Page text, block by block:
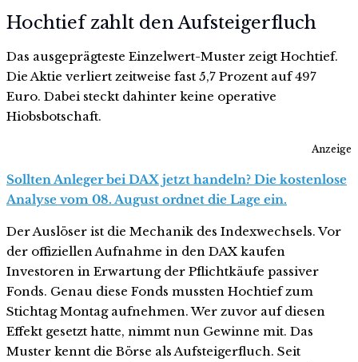
Hochtief zahlt den Aufsteigerfluch
Das ausgeprägteste Einzelwert-Muster zeigt Hochtief.
Die Aktie verliert zeitweise fast 5,7 Prozent auf 497
Euro. Dabei steckt dahinter keine operative
Hiobsbotschaft.
Anzeige
Sollten Anleger bei DAX jetzt handeln? Die kostenlose
Analyse vom 08. August ordnet die Lage ein.
Der Auslöser ist die Mechanik des Indexwechsels. Vor
der offiziellen Aufnahme in den DAX kaufen
Investoren in Erwartung der Pflichtkäufe passiver
Fonds. Genau diese Fonds mussten Hochtief zum
Stichtag Montag aufnehmen. Wer zuvor auf diesen
Effekt gesetzt hatte, nimmt nun Gewinne mit. Das
Muster kennt die Börse als Aufsteigerfluch. Seit